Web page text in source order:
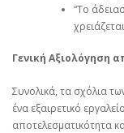
“Το
Γενική Αξιολόγηση
Συνολικά, τα σχόλια
ένα εξαιρετικό
αποτελεσματικότητα